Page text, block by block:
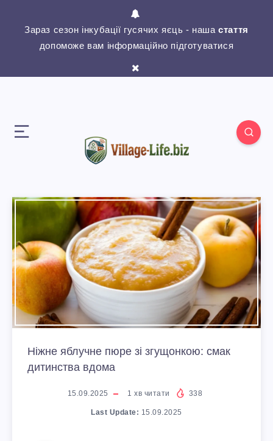
Зараз сезон інкубації гусячих яєць - нашастаття
допоможе вам інформаційно підготуватися
Ніжне яблучне пюре зі згущонкою: смак
дитинства вдома
15.09.2025 1 хв читати 338
Last Update: 15.09.2025